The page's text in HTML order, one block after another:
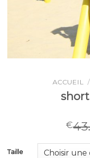
ACCUEIL /
€
Taille